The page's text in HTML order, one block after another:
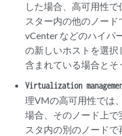
した場合、高可用性
スター内の他のノード
vCenter などのハイパ
の新しいホストを選
含まれている場合とそ
Virtualization
理VMの高可用性では
場合、そのノード上
スタ内の別のノードで